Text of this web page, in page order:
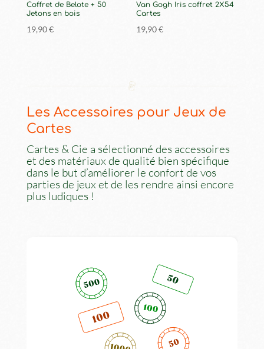
Coffret de Belote + 50
Jetons en bois
19,90€
Van Gogh Iris coffret 2X54
Cartes
19,90€
Les Accessoires pour Jeux de
Cartes
Cartes & Cie a sélectionné des accessoires
et des matériaux de qualité bien spécifique
dans le but d’améliorer le confort de vos
parties de jeux et de les rendre ainsi encore
plus ludiques !